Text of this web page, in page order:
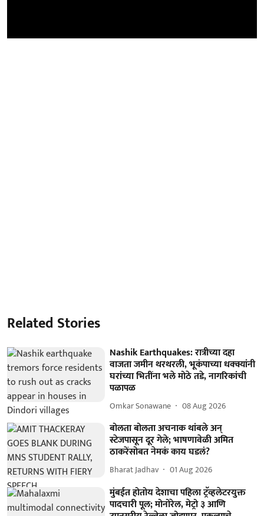
Related Stories
Nashik Earthquakes: रात्रीच्या दहा
वाजता जमीन थरथरली, भूकंपाच्या धक्क्यांनी
घरांच्या भितींना भले मोठे तडे, नागरिकांची
पळापळ
Omkar Sonawane 08 Aug 2026
बोलता बोलता अचनाक थांबले अन्
स्टेजपासून दूर गेले; भाषणावेळी अमित
ठाकरेंसोबत नेमकं काय घडलं?
Bharat Jadhav 01 Aug 2026
मुंबईत होतोय देशाचा पहिला ट्रॅव्हलेटरयुक्त
पादचारी पूल; मोनोरेल, मेट्रो ३ आणि